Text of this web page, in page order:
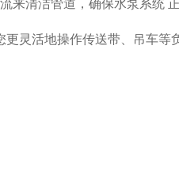
来清洁管道，确保水泵系统 正
活地操作传送带、吊车等